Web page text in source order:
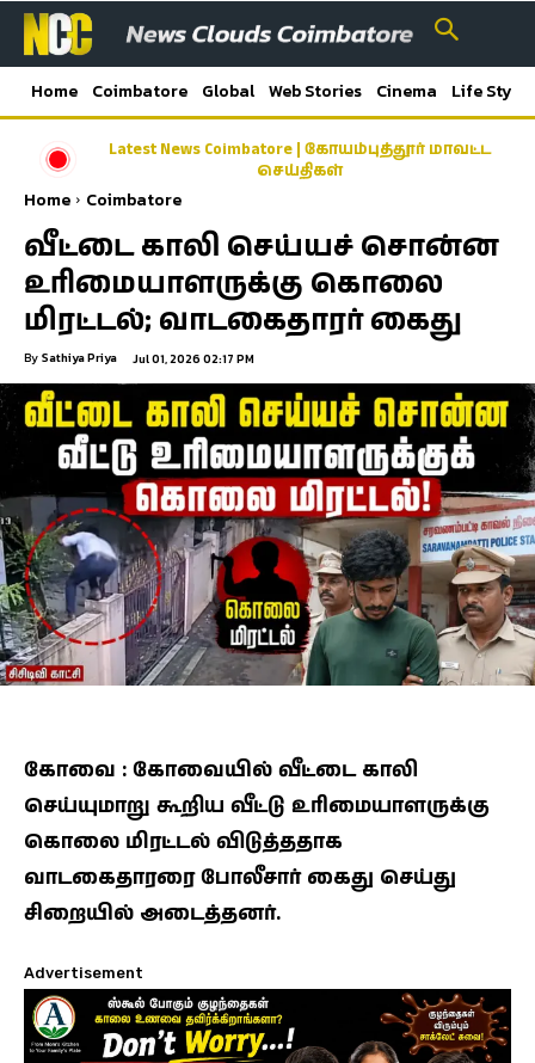
Home Coimbatore Global Web Stories Cinema Life Style
Latest News Coimbatore | கோயம்புத்தூர் மாவட்ட
செய்திகள்
காலை உணவு திட்டத்தில் பயன்பெற்ற மாணவ
மாணவிகள்- கோவை மாநகராட்சி வெளியிட்டுள்ள
Home Coimbatore
வீட்டை காலி செய்யச் சொன்ன
உரிமையாளருக்கு கொலை
மிரட்டல்; வாடகைதாரர் கைது
By Sathiya Priya Jul 01, 2026 02:17 PM
கோவை : கோவையில் வீட்டை காலி
செய்யுமாறு கூறிய வீட்டு உரிமையாளருக்கு
கொலை மிரட்டல் விடுத்ததாக
வாடகைதாரரை போலீசார் கைது செய்து
சிறையில் அடைத்தனர்.
Advertisement